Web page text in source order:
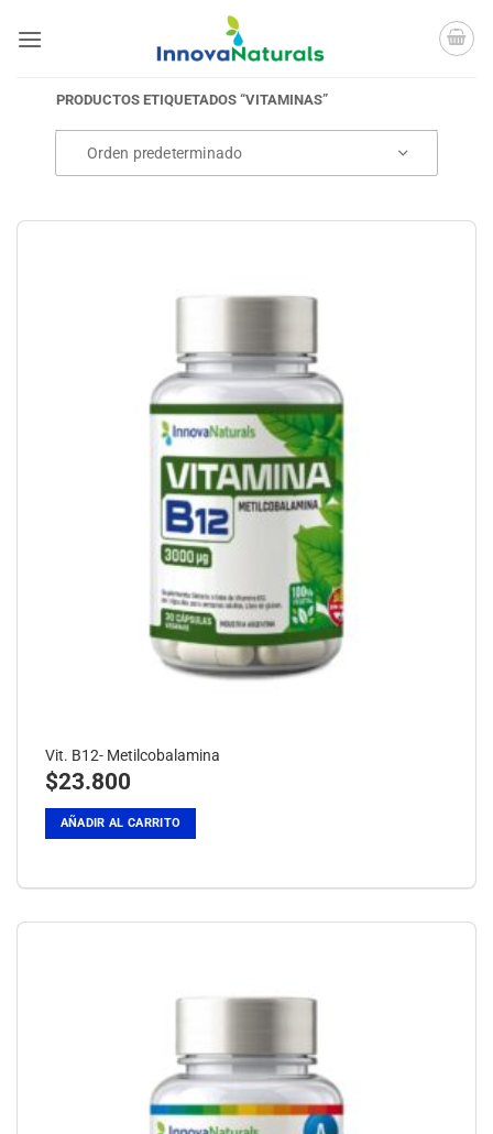
PRODUCTOS ETIQUETADOS “VITAMINAS”
Vit. B12- Metilcobalamina
$23.800
AÑADIR AL CARRITO